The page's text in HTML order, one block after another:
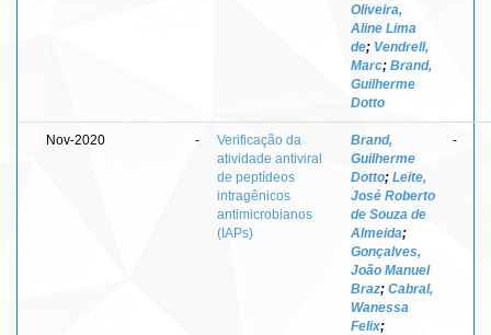
Oliveira,
Aline Lima
de; Vendrell,
Marc; Brand,
Guilherme
Dotto
Nov-2020 -
Verificação da
atividade antiviral
de peptídeos
intragênicos
antimicrobianos
(IAPs)
Brand,
Guilherme
Dotto; Leite,
José Roberto
de Souza de
Almeida;
Gonçalves,
João Manuel
Braz; Cabral,
Wanessa
Felix;
-